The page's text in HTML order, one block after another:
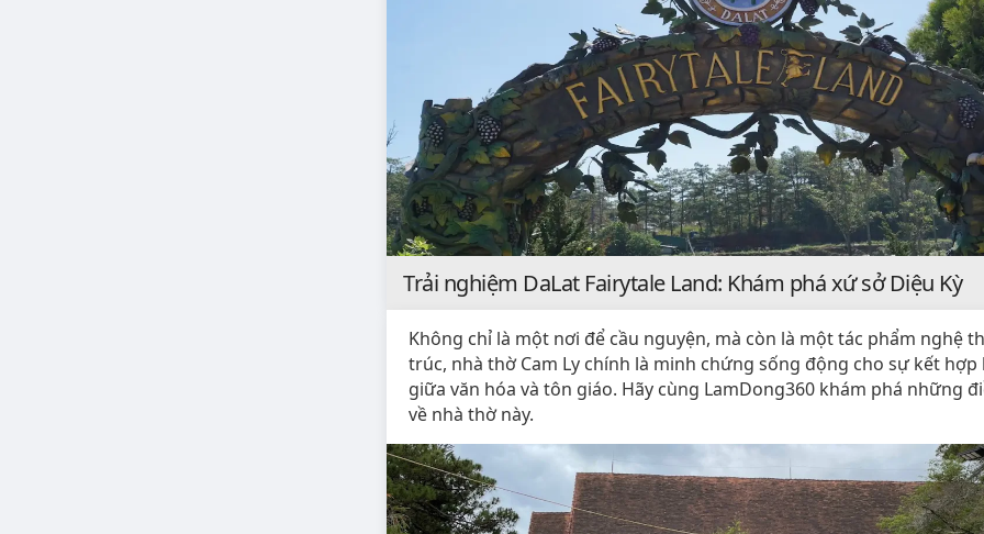
Trải nghiệm DaLat Fairytale Land: Khám phá xứ sở Diệu Kỳ
Không chỉ là một nơi để cầu nguyện, mà còn là một tác phẩm nghệ
trúc, nhà thờ Cam Ly chính là minh chứng sống động cho sự kết hợp
giữa văn hóa và tôn giáo. Hãy cùng LamDong360 khám phá những
về nhà thờ này.